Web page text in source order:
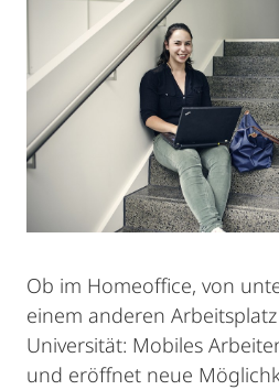
Ob im Homeoffice, von
einem anderen
Universität: Mobiles
und eröffnet neue